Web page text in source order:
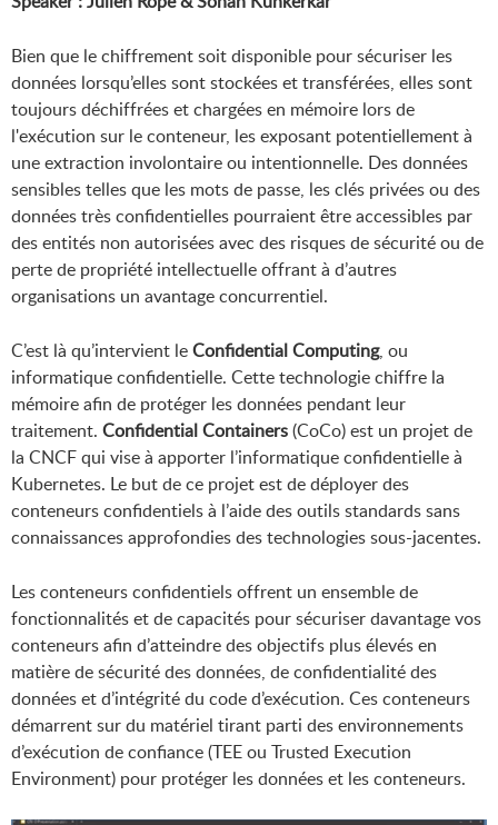
Bien que le chiffrement soit disponible pour sécuriser les
données lorsqu’elles sont stockées et transférées, elles sont
toujours déchiffrées et chargées en mémoire lors de
l'exécution sur le conteneur, les exposant potentiellement à
une extraction involontaire ou intentionnelle. Des données
sensibles telles que les mots de passe, les clés privées ou des
données très confidentielles pourraient être accessibles par
des entités non autorisées avec des risques de sécurité ou de
perte de propriété intellectuelle offrant à d’autres
organisations un avantage concurrentiel.
C’est là qu’intervient leConfidential Computing, ou
informatique confidentielle. Cette technologie chiffre la
mémoire afin de protéger les données pendant leur
traitement. Confidential Containers(CoCo) est un projet de
la CNCF qui vise à apporter l’informatique confidentielle à
Kubernetes. Le but de ce projet est de déployer des
conteneurs confidentiels à l’aide des outils standards sans
connaissances approfondies des technologies sous-jacentes.
Les conteneurs confidentiels offrent un ensemble de
fonctionnalités et de capacités pour sécuriser davantage vos
conteneurs afin d’atteindre des objectifs plus élevés en
matière de sécurité des données, de confidentialité des
données et d’intégrité du code d’exécution. Ces conteneurs
démarrent sur du matériel tirant parti des environnements
d’exécution de confiance (TEE ou Trusted Execution
Environment) pour protéger les données et les conteneurs.